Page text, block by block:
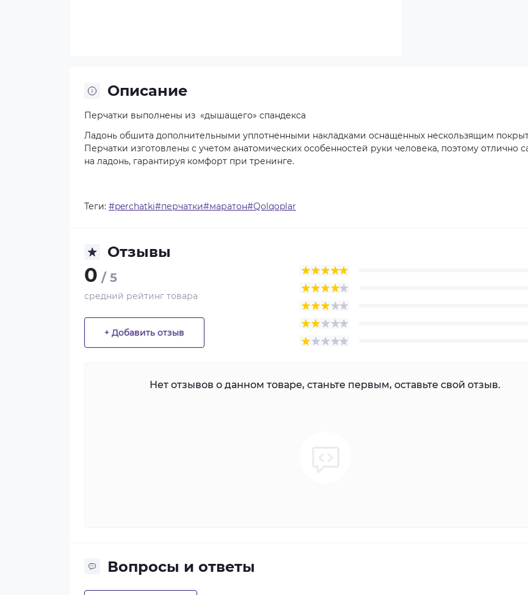
Описание
Перчатки выполнены из «дышащего» спандекса
Ладонь обшита дополнительными уплотненными накладками оснащенных нескользящим
Перчатки изготовлены с учетом анатомических особенностей руки человека, поэтому отлично
на ладонь, гарантируя комфорт при тренинге.
Теги: #perchatki#перчатки#маратон#Qolqoplar
Отзывы
0 / 5
средний рейтинг товара
+ Добавить отзыв
Нет отзывов о данном товаре, станьте первым, оставьте свой отзыв.
Вопросы и ответы